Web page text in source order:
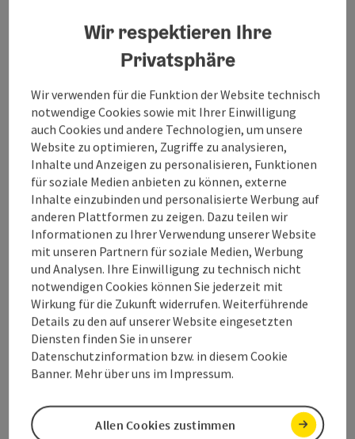
Veranstaltungstermin/e
Veranstaltungsort
Anreise/Lage
Preise
Eignung
Barrierefreiheit
Wir respektieren Ihre
Privatsphäre
Wir verwenden für die Funktion der Website technisch
notwendige Cookies sowie mit Ihrer Einwilligung
auch Cookies und andere Technologien, um unsere
Website zu optimieren, Zugriffe zu analysieren,
Inhalte und Anzeigen zu personalisieren, Funktionen
für soziale Medien anbieten zu können, externe
Inhalte einzubinden und personalisierte Werbung auf
anderen Plattformen zu zeigen. Dazu teilen wir
Informationen zu Ihrer Verwendung unserer Website
mit unseren Partnern für soziale Medien, Werbung
und Analysen. Ihre Einwilligung zu technisch nicht
notwendigen Cookies können Sie jederzeit mit
Wirkung für die Zukunft widerrufen. Weiterführende
Details zu den auf unserer Website eingesetzten
Diensten finden Sie in unserer
Datenschutzinformation bzw. in diesem Cookie
Banner. Mehr über uns im Impressum.
Allen Cookies zustimmen